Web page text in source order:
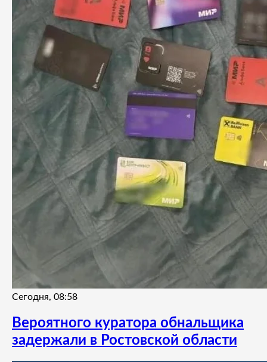
Сегодня, 08:58
Вероятного куратора обнальщика
задержали в Ростовской области